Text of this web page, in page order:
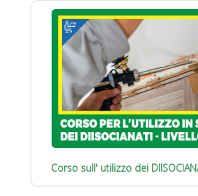
Corso sull' utilizzo dei